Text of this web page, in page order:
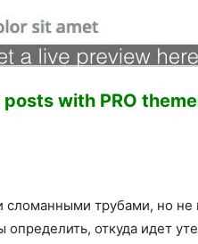
with PRO
трубами, но не
откуда идет